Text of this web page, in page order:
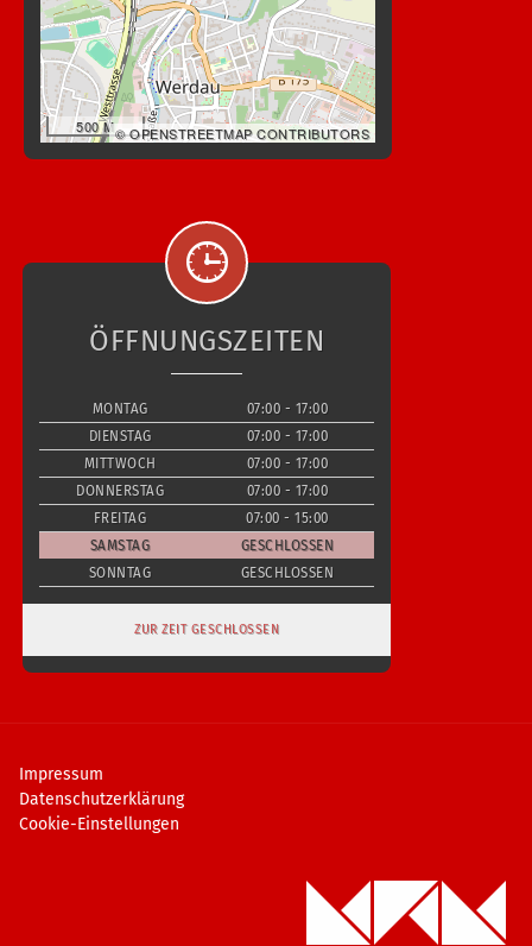
500 M© OPENSTREETMAP CONTRIBUTORS
ÖFFNUNGSZEITEN
MONTAG
07:00 - 17:00
DIENSTAG
07:00 - 17:00
MITTWOCH
07:00 - 17:00
DONNERSTAG
07:00 - 17:00
FREITAG
07:00 - 15:00
SAMSTAG
GESCHLOSSEN
SONNTAG
GESCHLOSSEN
ZUR ZEIT GESCHLOSSEN
Impressum
Datenschutzerklärung
Cookie-Einstellungen